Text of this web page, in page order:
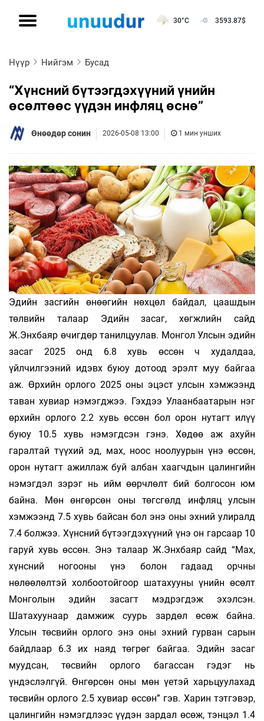
30°C 3593.87$
Нүүр Нийгэм Бусад
“Хүнсний бүтээгдэхүүний үнийн
өсөлтөөс үүдэн инфляц өснө”
Өнөөдөр сонин 2026-05-08 13:00 1 мин унших
Эдийн засгийн өнөөгийн нөхцөл байдал, цаашдын
төлвийн талаар Эдийн засаг, хөгжлийн сайд
Ж.Энхбаяр өчигдөр танилцуулав. Монгол Улсын эдийн
засаг 2025 онд 6.8 хувь өссөн ч худалдаа,
үйлчилгээний идэвх буюу дотоод эрэлт муу байгаа
аж. Өрхийн орлого 2025 оны эцэст улсын хэмжээнд
таван хувиар нэмэгджээ. Гэхдээ Улаанбаатарын нэг
өрхийн орлого 2.2 хувь өссөн бол орон нутагт илүү
буюу 10.5 хувь нэмэгдсэн гэнэ. Хөдөө аж ахуйн
гаралтай түүхий эд, мах, ноос ноолуурын үнэ өссөн,
орон нутагт ажиллаж буй албан хаагчдын цалингийн
нэмэгдэл зэрэг нь ийм өөрчлөлт бий болгосон юм
байна. Мөн өнгөрсөн оны төгсгөлд инфляц улсын
хэмжээнд 7.5 хувь байсан бол энэ оны эхний улиралд
7.4 болжээ. Хүнсний бүтээгдэхүүний үнэ он гарсаар 10
гаруй хувь өссөн. Энэ талаар Ж.Энхбаяр сайд “Мах,
хүнсний ногооны үнэ болон гадаад орчны
нөлөөлөлтэй холбоотойгоор шатахууны үнийн өсөлт
Монголын эдийн засагт мэдрэгдэж эхэлсэн.
Шатахуунаар дамжиж суурь зардөл өсөж байна.
Улсын төсвийн орлого энэ оны эхний гурван сарын
байдлаар 6.3 их наяд төгрөг байгаа. Эдийн засаг
муудсан, төсвийн орлого багассан гэдэг нь
үндэслэлгүй. Өнгөрсөн оны мөн үетэй харьцуулахад
төсвийн орлого 2.5 хувиар өссөн” гэв. Харин тэтгэвэр,
цалингийн нэмэгдлээс үүдэн зардал өсөж, тэнцэл 1.4